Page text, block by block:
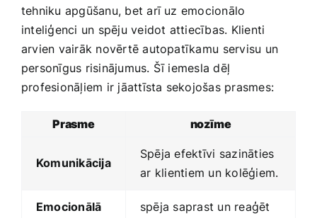
tehniku apgūšanu, bet arī uz emocionālo
inteliģenci un spēju‌ veidot attiecības. Klienti
arvien ​vairāk novērtē autopatīkamu⁣ servisu un
personīgus risinājumus. Šī iemesla dēļ
profesionāļiem ir jāattīsta sekojošas prasmes:
Prasme nozīme
Komunikācija
Spēja efektīvi⁢ sazināties
ar⁢ klientiem un kolēģiem.
Emocionālā
spēja ‌saprast un reaģēt